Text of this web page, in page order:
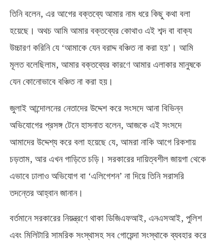
তিনি বলেন, এর আগের বক্তব্যে আমার নাম ধরে কিছু কথা বলা
হয়েছে। অথচ আমি আমার বক্তব্যের কোথাও এই শব্দ বা বাক্য
উচ্চারণ করিনি যে ‘আমাকে যেন বরাদ্দ বঞ্চিত না করা হয়’। আমি
মূলত বলেছিলাম, আমার বক্তব্যের কারণে আমার এলাকার মানুষকে
যেন কোনোভাবে বঞ্চিত না করা হয়।
জুলাই আন্দোলনের নেতাদের উদ্দেশ করে সংসদে আনা বিভিন্ন
অভিযোগের প্রসঙ্গ টেনে হাসনাত বলেন, আজকে এই সংসদে
আমাদের উদ্দেশ্য করে বলা হয়েছে যে, আমরা নাকি আগে রিকশায়
চড়তাম, আর এখন গাড়িতে চড়ি। সরকারের দায়িত্বশীল জায়গা থেকে
এভাবে ঢালাও অভিযোগ বা ‘এলিগেশন’ না দিয়ে তিনি সরাসরি
তদন্তের আহ্বান জানান।
বর্তমানে সরকারের নিয়ন্ত্রণে থাকা ডিজিএফআই, এনএসআই, পুলিশ
এবং মিলিটারি সামরিক সংস্থাসহ সব গোয়েন্দা সংস্থাকে ব্যবহার করে